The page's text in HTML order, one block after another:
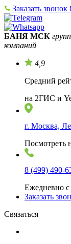
Заказать звонок
БАНЯ МСК
компаний
4,9
Средний
на 2ГИС и
г. Москва,
Посмотреть
8 (499) 490-
Ежедневно с
Заказать
Связаться